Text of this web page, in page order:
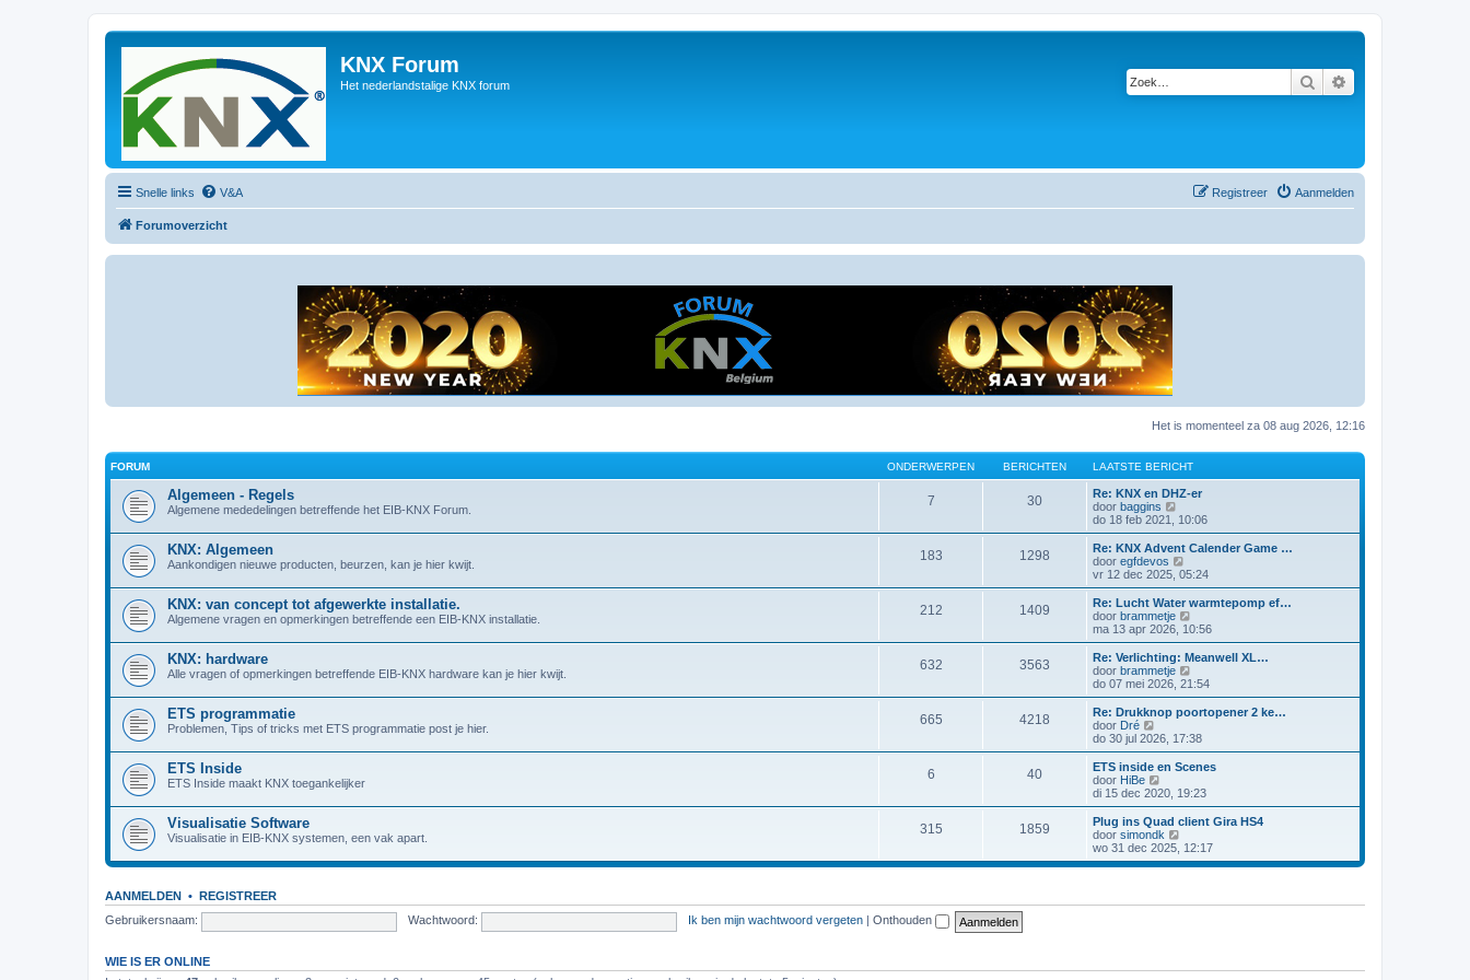
KNX Forum
Het nederlandstalige KNX forum Zoek
Snelle links V&A Aanmelden
Registreer
Forumoverzicht
Het is momenteel za 08 aug 2026, 12:16
FORUM ONDERWERPEN BERICHTEN LAATSTE BERICHT
Algemeen - Regels
Algemene mededelingen betreffende het EIB-KNX Forum.
7 30
Re: KNX en DHZ-er
door baggins
e
k
i
j
k
a
t
s
e
b
e
r
i
h
t
do 18 feb 2021, 10:06
KNX: Algemeen
Aankondigen nieuwe producten, beurzen, kan je hier kwijt.
183 1298
Re: KNX Advent Calender Game …
door egfdevos
e
k
i
j
k
a
a
t
s
e
e
r
i
h
t
vr 12 dec 2025, 05:24
KNX: van concept tot afgewerkte installatie.
Algemene vragen en opmerkingen betreffende een EIB-KNX installatie.
212 1409
Re: Lucht Water warmtepomp ef…
door brammetje
e
k
i
k
a
t
s
e
e
r
i
h
t
ma 13 apr 2026, 10:56
KNX: hardware
Alle vragen of opmerkingen betreffende EIB-KNX hardware kan je hier kwijt.
632 3563
Re: Verlichting: Meanwell XL…
door brammetje
e
k
i
k
a
t
s
e
e
r
h
do 07 mei 2026, 21:54
ETS programmatie
Problemen, Tips of tricks met ETS programmatie post je hier.
665 4218
Re: Drukknop poortopener 2 ke…
door Dré
e
k
i
j
k
a
t
s
t
e
t
do 30 jul 2026, 17:38
ETS Inside
ETS Inside maakt KNX toegankelijker
6 40
ETS inside en Scenes
door HiBe
e
k
i
j
k
a
s
r
di 15 dec 2020, 19:23
Visualisatie Software
Visualisatie in EIB-KNX systemen, een vak apart.
315 1859
Plug ins Quad client Gira HS4
door simondk
e
k
wo 31 dec 2025, 12:17
AANMELDEN • REGISTREER
Gebruikersnaam:
Wachtwoord: Ik ben mijn wachtwoord vergeten Onthouden
WIE IS ER ONLINE